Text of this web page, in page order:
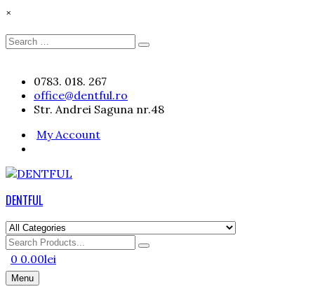
×
Search
Search
Skip
content
0783. 018. 267
office@dentful.ro
Str. Andrei Saguna nr.48
My Account
DENTFUL
Search
for
0 0.00lei
Menu